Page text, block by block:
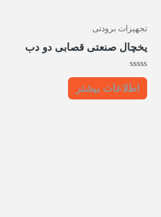
تجهیزات برودتی
یخچال صنعتی قصابی دو دب
امتیاز
5
اطلاعات بیشتر